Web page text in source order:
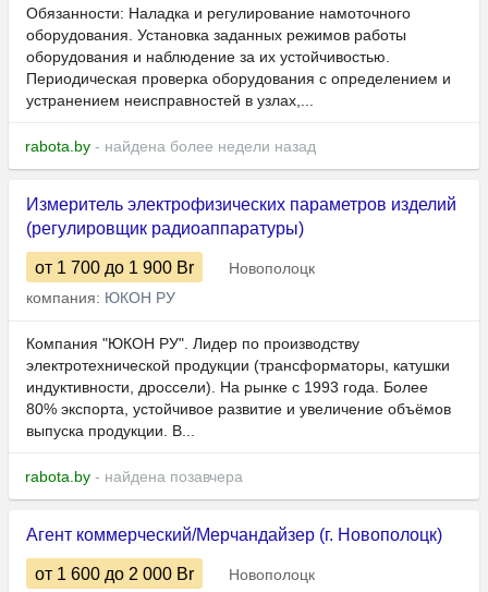
Обязанности: Наладка и регулирование намоточного
оборудования. Установка заданных режимов работы
оборудования и наблюдение за их устойчивостью.
Периодическая проверка оборудования с определением и
устранением неисправностей в узлах,...
rabota.by - найдена более недели назад
Измеритель электрофизических параметров изделий
(регулировщик радиоаппаратуры)
от 1 700 до 1 900 Br
Новополоцк
компания: ЮКОН РУ
Компания "ЮКОН РУ". Лидер по производству
электротехнической продукции (трансформаторы, катушки
индуктивности, дроссели). На рынке с 1993 года. Более
80% экспорта, устойчивое развитие и увеличение объёмов
выпуска продукции. В...
rabota.by - найдена позавчера
Агент коммерческий/Мерчандайзер (г. Новополоцк)
от 1 600 до 2 000 Br
Новополоцк